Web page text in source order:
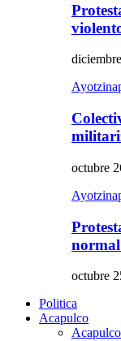
octubre
octubre
Politica
Acapulco
Acapulco